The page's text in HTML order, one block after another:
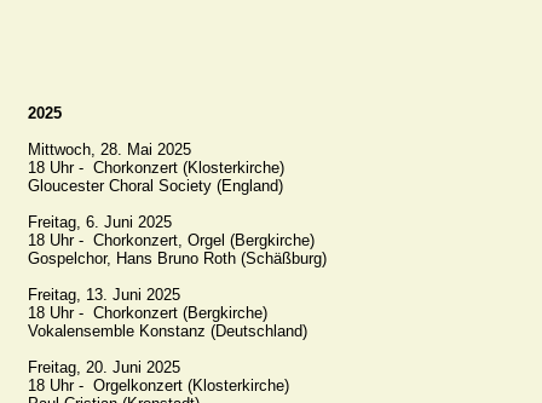
2025
Mittwoch, 28. Mai 2025
18 Uhr -  Chorkonzert (Klosterkirche)
Gloucester Choral Society (England)
Freitag, 6. Juni 2025
18 Uhr -  Chorkonzert, Orgel (Bergkirche)
Gospelchor, Hans Bruno Roth (Schäßburg)
Freitag, 13. Juni 2025
18 Uhr -  Chorkonzert (Bergkirche)
Vokalensemble Konstanz (Deutschland)
Freitag, 20. Juni 2025
18 Uhr -  Orgelkonzert (Klosterkirche)